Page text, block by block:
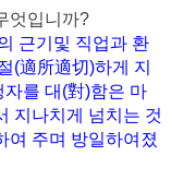
엇입니까?
근기및 직업과 환
(適所適切)하게 지
를 대(對)함은 마
지나치게 넘치는 것
여 주며 방일하여졌